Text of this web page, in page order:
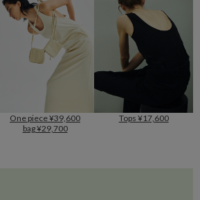
One piece ¥39,600
bag ¥29,700
Tops ¥17,600